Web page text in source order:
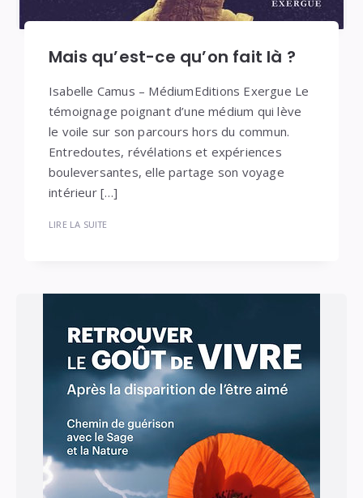
Mais qu’est-ce qu’on fait là ?
Isabelle Camus – MédiumEditions Exergue Le
témoignage poignant d’une médium qui lève
le voile sur son parcours hors du commun.
Entredoutes, révélations et expériences
bouleversantes, elle partage son voyage
intérieur […]
LIRE LA SUITE